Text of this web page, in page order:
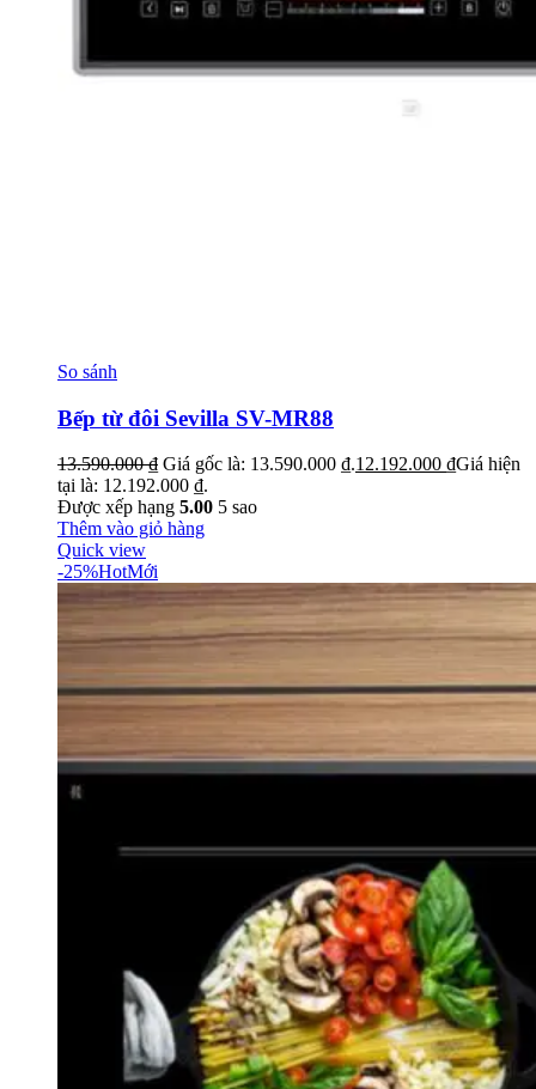
So sánh
Bếp từ đôi Sevilla SV-MR88
13.590.000₫ Giá gốc là: 13.590.000 ₫.12.192.000 ₫Giá hiện
tại là: 12.192.000 ₫.
Được xếp hạng 5.00 5 sao
Thêm vào giỏ hàng
Quick view
-25%HotMới